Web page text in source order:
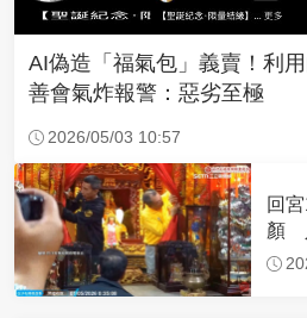
AI偽造「福氣包」義賣！利
善會氣炸報警：惡劣至極
2026/05/03 10:57
回
顏